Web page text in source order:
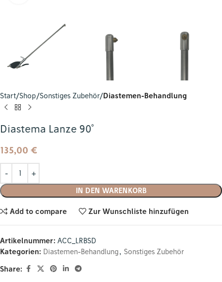
Start Shop Sonstiges Zubehör Diastemen-Behandlung
Diastema Lanze 90˚
135,00 €
IN DEN WARENKORB
Add to compare Zur Wunschliste hinzufügen
Artikelnummer: ACC_LRBSD
Kategorien: Diastemen-Behandlung, Sonstiges Zubehör
Share: